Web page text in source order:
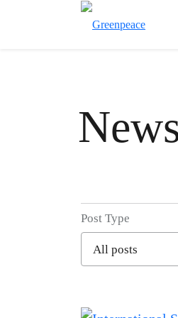
Filter
Post Type